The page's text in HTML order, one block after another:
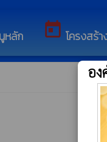
หลัก today โครงสร้
อ